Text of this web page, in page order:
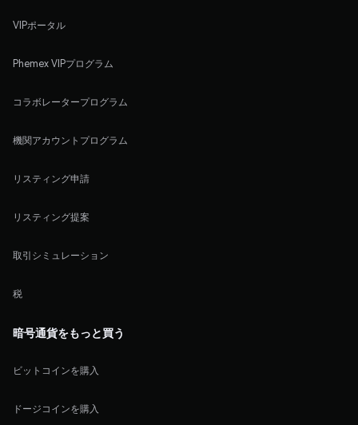
VIPポータル
Phemex VIPプログラム
コラボレータープログラム
機関アカウントプログラム
リスティング申請
リスティング提案
取引シミュレーション
税
暗号通貨をもっと買う
ビットコインを購入
ドージコインを購入